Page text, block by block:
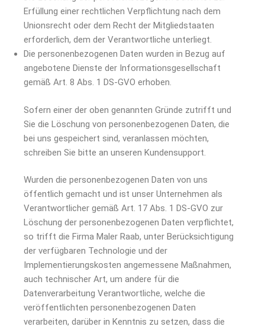
Erfüllung einer rechtlichen Verpflichtung nach dem
Unionsrecht oder dem Recht der Mitgliedstaaten
erforderlich, dem der Verantwortliche unterliegt.
Die personenbezogenen Daten wurden in Bezug auf
angebotene Dienste der Informationsgesellschaft
gemäß Art. 8 Abs. 1 DS-GVO erhoben.
Sofern einer der oben genannten Gründe zutrifft und
Sie die Löschung von personenbezogenen Daten, die
bei uns gespeichert sind, veranlassen möchten,
schreiben Sie bitte an unseren Kundensupport.
Wurden die personenbezogenen Daten von uns
öffentlich gemacht und ist unser Unternehmen als
Verantwortlicher gemäß Art. 17 Abs. 1 DS-GVO zur
Löschung der personenbezogenen Daten verpflichtet,
so trifft die Firma Maler Raab, unter Berücksichtigung
der verfügbaren Technologie und der
Implementierungskosten angemessene Maßnahmen,
auch technischer Art, um andere für die
Datenverarbeitung Verantwortliche, welche die
veröffentlichten personenbezogenen Daten
verarbeiten, darüber in Kenntnis zu setzen, dass die